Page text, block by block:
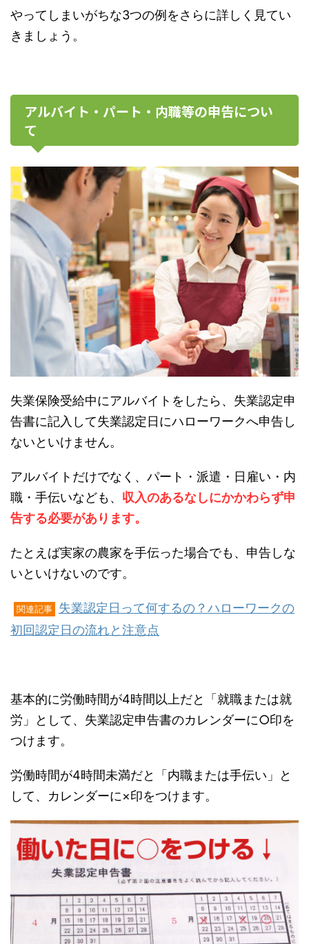
やってしまいがちな3つの例をさらに詳しく見てい
きましょう。
アルバイト・パート・内職等の申告につい
て
失業保険受給中にアルバイトをしたら、失業認定申
告書に記入して失業認定日にハローワークへ申告し
ないといけません。
アルバイトだけでなく、パート・派遣・日雇い・内
職・手伝いなども、 収入のあるなしにかかわらず申
告する必要があります。
たとえば実家の農家を手伝った場合でも、申告しな
いといけないのです。
関連記事
失業認定日って何するの？ハローワークの
初回認定日の流れと注意点
基本的に労働時間が4時間以上だと「就職または就
労」として、失業認定申告書のカレンダーに○印を
つけます。
労働時間が4時間未満だと「内職または手伝い」と
して、カレンダーに×印をつけます。